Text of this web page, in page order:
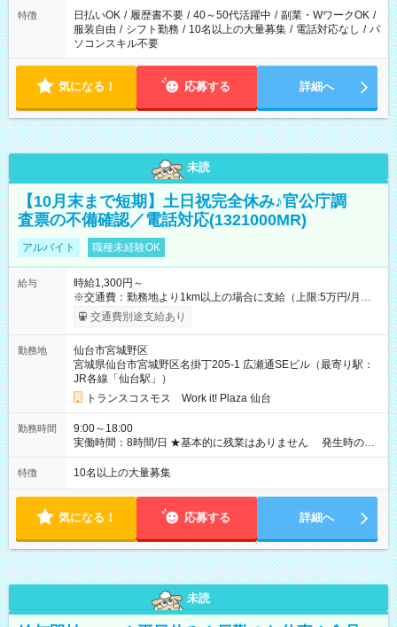
特徴 日払いOK / 履歴書不要 / 40～50代活躍中 / 副業・WワークOK /
服装自由 / シフト勤務 / 10名以上の大量募集 / 電話対応なし / パ
ソコンスキル不要
気になる！ 応募する 詳細へ
未読
【10月末まで短期】土日祝完全休み♪官公庁調
査票の不備確認／電話対応(1321000MR)
アルバイト 職種未経験OK
給与
時給1,300円～
※交通費：勤務地より1km以上の場合に支給（上限:5万円/月・
2,500円/日） ※残業代：残業発生時は1分単位で支給 ※研修中の
給与変動なし ＜ 収入例 ＞ ■週5日勤務の場合… 月収22万8,800
4日勤務の場合… 月収16万6,400円以上可能 ※交通費別途支給
（時給1,300円×8時間×16日） 【試用期間】試用期間なし
交通費別途支給あり
勤務地
仙台市宮城野区
宮城県仙台市宮城野区名掛丁205-1 広瀬通SEビル（最寄り駅：
JR各線「仙台駅」）
トランスコスモス Work it! Plaza 仙台
勤務時間
9:00～18:00
実働時間：8時間/日 ★基本的に残業はありません 発生時の残
業代は1分単位で支給いたします
特徴 10名以上の大量募集
気になる！ 応募する 詳細へ
未読